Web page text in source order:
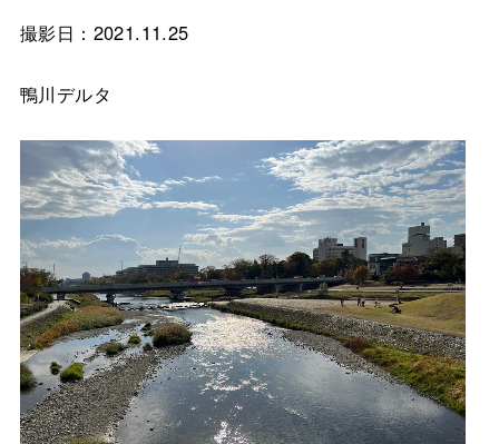
撮影日：2021.11.25
鴨川デルタ